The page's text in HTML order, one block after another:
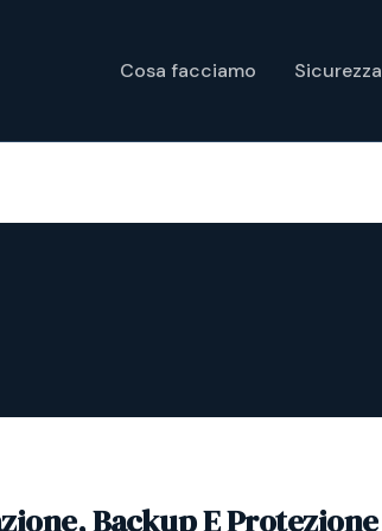
Cosa facciamo Sicurezza
Backup E Protezione